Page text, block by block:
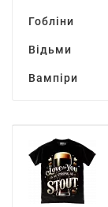
Гобліни
Відьми
Вампіри